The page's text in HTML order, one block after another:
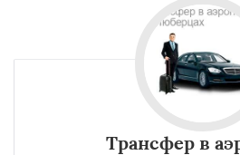
Трансфер в